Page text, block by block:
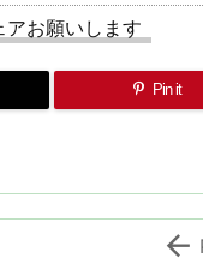
アお願いします
Pin it
